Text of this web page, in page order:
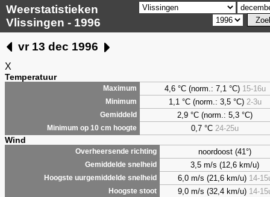
Weerstatistieken
Vlissingen - 1996
vr 13 dec 1996
X
Temperatuur
Maximum 4,6 °C (norm.: 7,1 °C) 15-16u
Minimum 1,1 °C (norm.: 3,5 °C) 2-3u
Gemiddeld 2,9 °C (norm.: 5,3 °C)
Minimum op 10 cm hoogte 0,7 °C 24-25u
Wind
Overheersende richting noordoost (41°)
Gemiddelde snelheid 3,5 m/s (12,6 km/u)
Hoogste uurgemiddelde snelheid 6,0 m/s (21,6 km/u) 14-
Hoogste stoot 9,0 m/s (32,4 km/u) 14-